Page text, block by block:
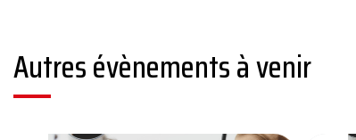
Autres évènements à venir